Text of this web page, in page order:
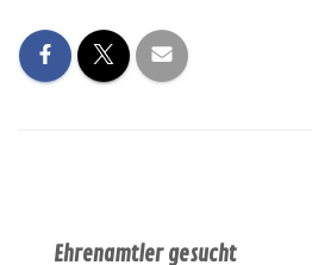
Ehrenamtler gesucht